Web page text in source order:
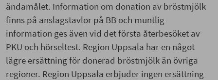
ändamålet. Information om donation av bröstmjölk
finns på anslagstavlor på BB och muntlig
information ges även vid det första återbesöket av
PKU och hörseltest. Region Uppsala har en något
lägre ersättning för donerad bröstmjölk än övriga
regioner. Region Uppsala erbjuder ingen ersättning